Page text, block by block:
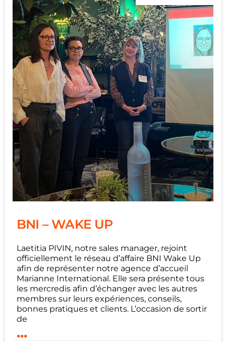
BNI – WAKE UP
Laetitia PIVIN, notre sales manager, rejoint
officiellement le réseau d’affaire BNI Wake Up
afin de représenter notre agence d’accueil
Marianne International. Elle sera présente tous
les mercredis afin d’échanger avec les autres
membres sur leurs expériences, conseils,
bonnes pratiques et clients. L’occasion de sortir
de
...